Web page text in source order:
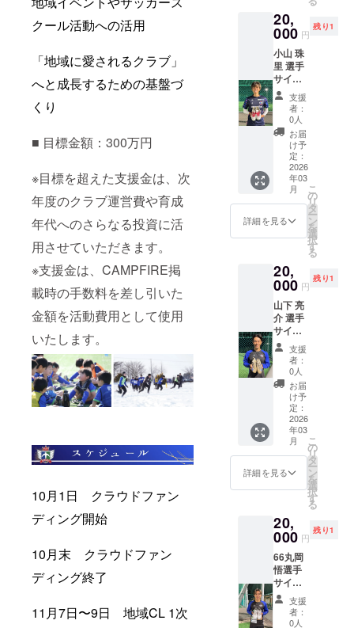
クール活動への活用
「地域に愛されるクラブ」
へと成長するための基盤づ
くり
■ 目標金額：300万円
※目標を超えた支援金は、次
年度のクラブ運営費や育成
年代へのさらなる投資に活
用させていただきます。
※支援金は、CAMPFIRE掲
載時の手数料を差し引いた
金額を活動費用として使用
いたします。
10月1日 クラウドファン
ディング開始
10月末 クラウドファン
ディング終了
11月7日〜9日 地域CL 1次
す！ こ
こでし
か手に
入らな
い特別
な一足
です。
サイン
は選手
本人が
丁寧に
書き上
げま
す。
20,
000 円
残り1
小山 珠
里 選手
サイン
入りス
パイク
コース
十勝ス
カイ
アース
【小山
選手】
の直筆
サイン
入りス
パイク
をお届
す！ こ
こでし
か手に
入らな
い特別
な一足
です。
サイン
は選手
本人が
丁寧に
書き上
げま
す。
支援
者：
0人
お届
け予
定：
2026
年03
月
詳細を見る
こ
の
リ
タ
ー
ン
を
選
択
す
る
20,
000 円
残り1
山下 亮
介 選手
サイン
入りス
パイク
コース
十勝ス
カイ
アース
【山下
選手】
の直筆
サイン
入りス
パイク
をお届
す！ こ
こでし
か手に
入らな
い特別
な一足
です。
サイン
は選手
支援
者：
0人
お届
け予
定：
2026
年03
月
詳細を見る
こ
の
リ
タ
ー
ン
を
選
択
す
る
20,
000 円
残り1
66丸岡
悟選手
サイン
入りス
パイク
コース
支援
者：
0人